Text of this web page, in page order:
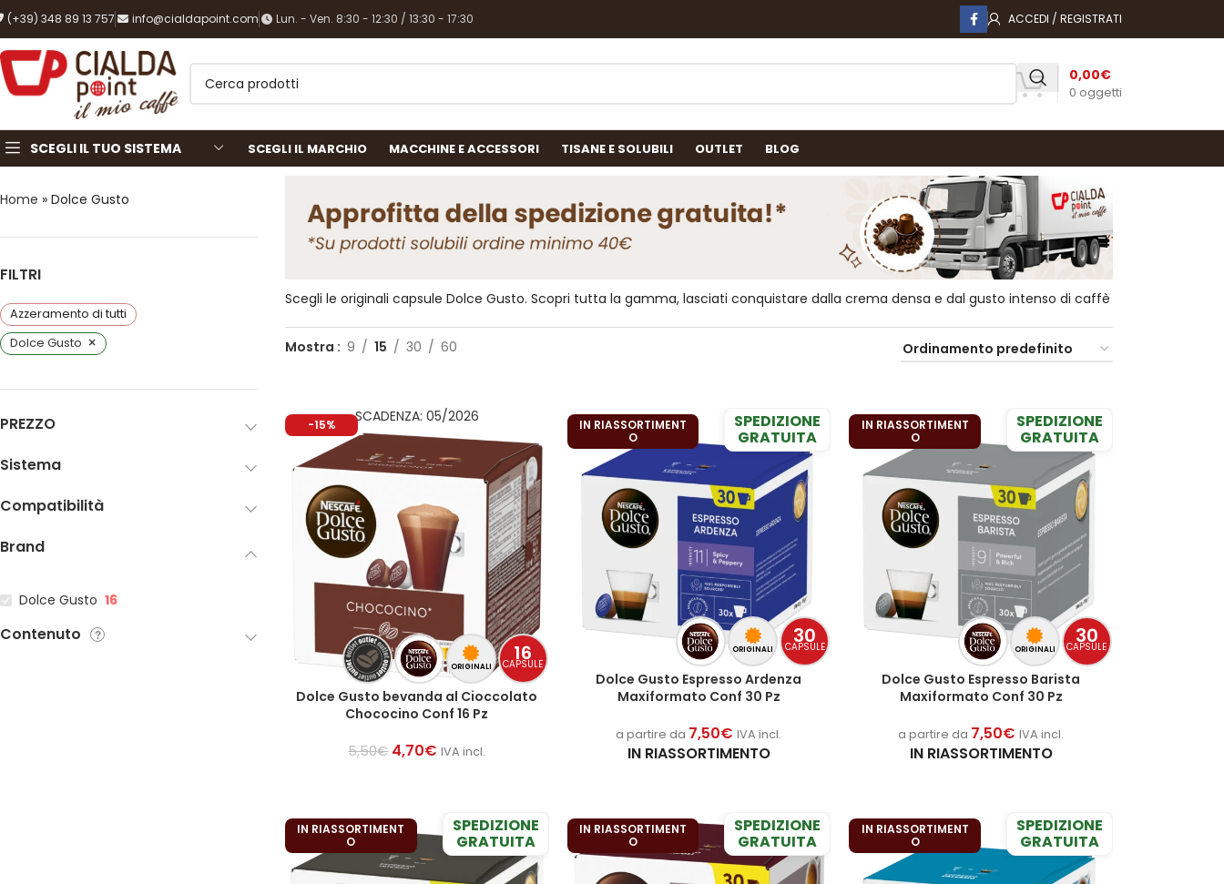
(+39) 348 89 13 757 info@cialdapoint.com Lun. - Ven. 8:30 - 12:30 / 13:30 - 17:30 ACCEDI / REGISTRATI
0 oggetti
0,00€
SCEGLI IL TUO SISTEMA SCEGLI IL MARCHIO MACCHINE E ACCESSORI TISANE E SOLUBILI OUTLET BLOG
Home » Dolce Gusto
FILTRI
Azzeramento di tutti
Dolce Gusto ×
PREZZO
Sistema
Compatibilità
Brand
Dolce Gusto 16
Contenuto
Scegli le originali capsule Dolce Gusto. Scopri tutta la gamma, lasciati conquistare dalla crema densa e dal gusto intenso di caffè
Mostra 9 15 30 60
-15% SCADENZA: 05/2026
16
CAPSULE
ORIGINALI
Dolce Gusto bevanda al Cioccolato
Chococino Conf 16 Pz
5,50€ 4,70€ IVA incl.
IN RIASSORTIMENT
O
30
CAPSULE
ORIGINALI
SPEDIZIONE
GRATUITA
Dolce Gusto Espresso Ardenza
Maxiformato Conf 30 Pz
a partire da 7,50€ IVA incl.
IN RIASSORTIMENTO
IN RIASSORTIMENT
O
30
CAPSULE
ORIGINALI
SPEDIZIONE
GRATUITA
Dolce Gusto Espresso Barista
Maxiformato Conf 30 Pz
a partire da 7,50€ IVA incl.
IN RIASSORTIMENTO
IN RIASSORTIMENT
O
SPEDIZIONE
GRATUITA
IN RIASSORTIMENT
O
SPEDIZIONE
GRATUITA
IN RIASSORTIMENT
O
SPEDIZIONE
GRATUITA